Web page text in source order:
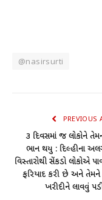
@nasirsurti
PREVIOUS
૩ દિવસમાં જ લોકોને
ભાન થયુ : દિલ્હીના
વિસ્તારોથી સેંકડો લોકોએ
ફરિયાદ કરી છે અને તેમને
ખરીદીને લાવવું